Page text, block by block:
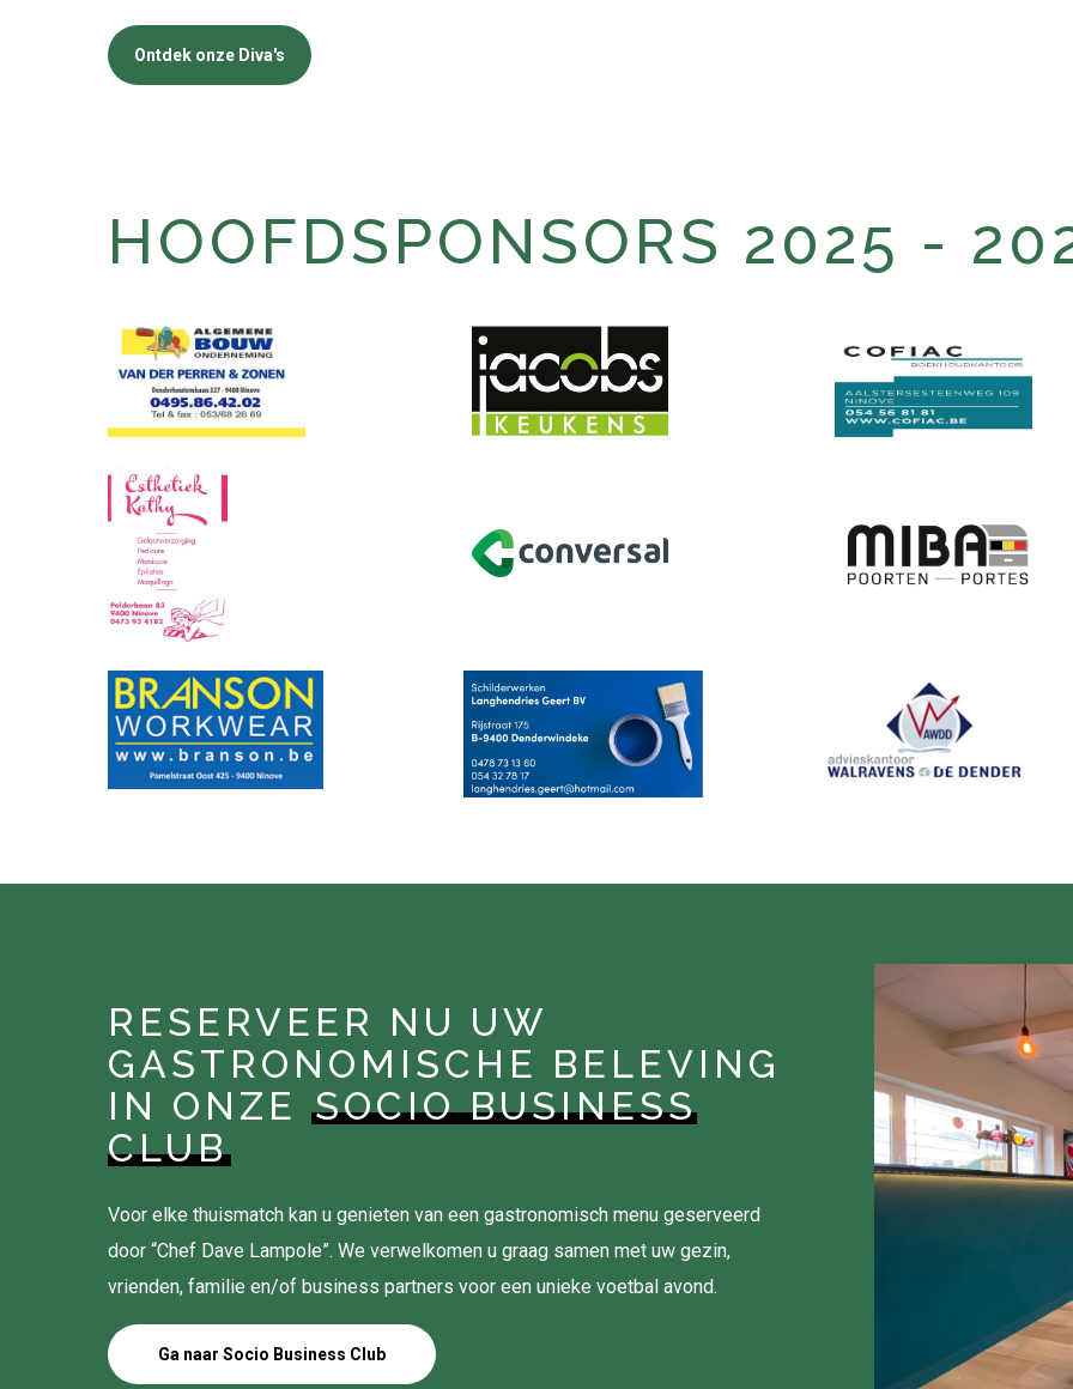
Ontdek onze Diva's
HOOFDSPONSORS 2025 -
RESERVEER NU UW
GASTRONOMISCHE BELEVING
IN ONZESOCIO BUSINESS
CLUB
Voor elke thuismatch kan u genieten van een gastronomisch menu geserveerd
door “Chef Dave Lampole”. We verwelkomen u graag samen met uw gezin,
vrienden, familie en/of business partners voor een unieke voetbal avond.
Ga naar Socio Business Club